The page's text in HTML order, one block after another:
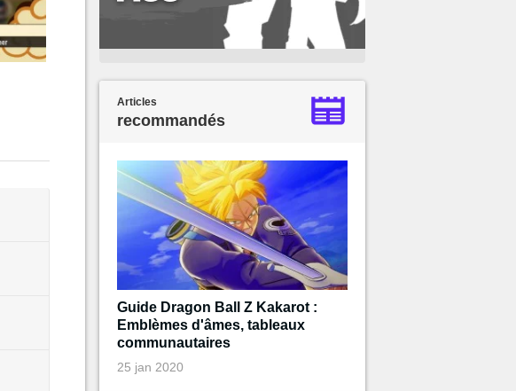
Articles
recommandés
Guide Dragon Ball Z Kakarot :
Emblèmes d'âmes, tableaux
communautaires
25 jan 2020